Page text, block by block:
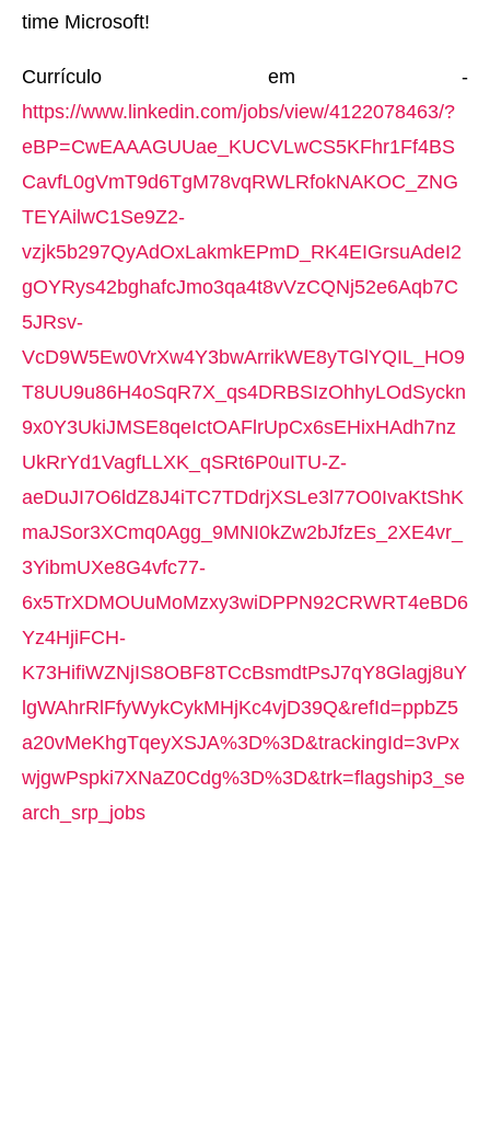
time Microsoft!
Currículo em -
https://www.linkedin.com/jobs/view/4122078463/?
eBP=CwEAAAGUUae_KUCVLwCS5KFhr1Ff4BS
CavfL0gVmT9d6TgM78vqRWLRfokNAKOC_ZNG
TEYAilwC1Se9Z2-
vzjk5b297QyAdOxLakmkEPmD_RK4EIGrsuAdeI2
gOYRys42bghafcJmo3qa4t8vVzCQNj52e6Aqb7C
5JRsv-
VcD9W5Ew0VrXw4Y3bwArrikWE8yTGlYQIL_HO9
T8UU9u86H4oSqR7X_qs4DRBSIzOhhyLOdSyckn
9x0Y3UkiJMSE8qeIctOAFlrUpCx6sEHixHAdh7nz
UkRrYd1VagfLLXK_qSRt6P0uITU-Z-
aeDuJI7O6ldZ8J4iTC7TDdrjXSLe3l77O0IvaKtShK
maJSor3XCmq0Agg_9MNI0kZw2bJfzEs_2XE4vr_
3YibmUXe8G4vfc77-
6x5TrXDMOUuMoMzxy3wiDPPN92CRWRT4eBD6
Yz4HjiFCH-
K73HifiWZNjIS8OBF8TCcBsmdtPsJ7qY8Glagj8uY
lgWAhrRlFfyWykCykMHjKc4vjD39Q&refId=ppbZ5
a20vMeKhgTqeyXSJA%3D%3D&trackingId=3vPx
wjgwPspki7XNaZ0Cdg%3D%3D&trk=flagship3_se
arch_srp_jobs